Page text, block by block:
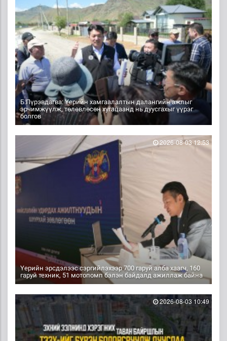
Б.Пүрэвдагва: Үерийн хамгаалалтын далангийн ажлыг
эрчимжүүлж, төлөвлөсөн хугацаанд нь дуусгахыг үүрэг
болгов
Үерийн эрсдэлээс сэргийлэхээр 700 гаруй алба хаагч, 160
гаруй техник, 51 мотопомп бэлэн байдалд ажиллаж байна
2026-08-03 12:53
2026-08-03 10:49